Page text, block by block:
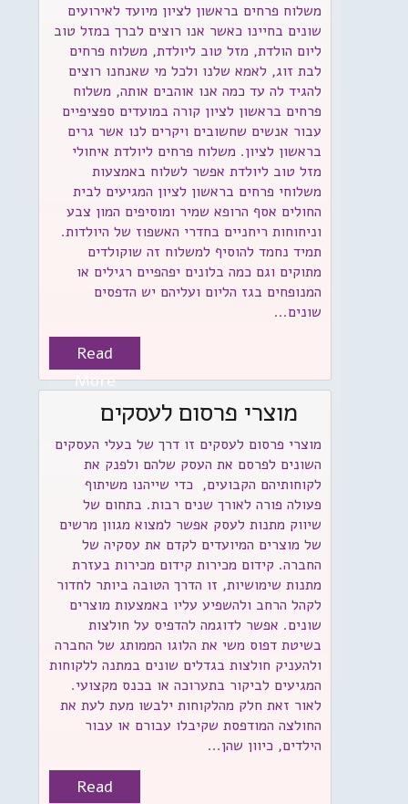
משלוח פרחים בראשון לציון מיועד לאירועים
שונים בחיינו כאשר אנו רוצים לברך במזל טוב
ליום הולדת, מזל טוב ליולדת, משלוח פרחים
לבת זוג, לאמא שלנו ולכל מי שאנחנו רוצים
להגיד לה עד כמה אנו אוהבים אותה, משלוח
פרחים בראשון לציון קורה במועדים ספציפיים
עבור אנשים שחשובים ויקרים לנו אשר גרים
בראשון לציון. משלוח פרחים ליולדת איחולי
מזל טוב ליולדת אפשר לשלוח באמצעות
משלוחי פרחים בראשון לציון המגיעים לבית
החולים אסף הרופא שמיר ומוסיפים המון צבע
וניחוחות ריחניים בחדרי האשפוז של היולדות.
תמיד נחמד להוסיף למשלוח זה שוקולדים
מתוקים וגם כמה בלונים יפהפיים רגילים או
המנופחים בגז הליום ועליהם יש הדפסים
שונים...
Read
More
מוצרי פרסום לעסקים
מוצרי פרסום לעסקים זו דרך של בעלי העסקים
השונים לפרסם את העסק שלהם ולפנק את
לקוחותיהם הקבועים, כדי שייהנו משיתוף
פעולה פורה לאורך שנים רבות. בתחום של
שיווק מתנות לעסק אפשר למצוא מגוון מרשים
של מוצרים המיועדים לקדם את עסקיה של
החברה. קידום מכירות קידום מכירות בעזרת
מתנות שימושיות, זו הדרך הטובה ביותר לחדור
לקהל הרחב ולהשפיע עליו באמצעות מוצרים
שונים. אפשר לדוגמה להדפיס על חולצות
בשיטת דפוס משי את הלוגו הממותג של החברה
ולהעניק חולצות בגדלים שונים במתנה ללקוחות
המגיעים לביקור בתערוכה או בכנס מקצועי.
לאור זאת חלק מהלקוחות ילבשו מעת לעת את
החולצה המודפסת שקיבלו עבורם או עבור
הילדים, כיוון שהן...
Read